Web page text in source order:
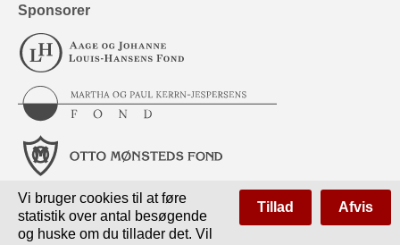
Sponsorer
Vi bruger cookies til at føre
statistik over antal besøgende
og huske om du tillader det. Vil
Tillad Afvis